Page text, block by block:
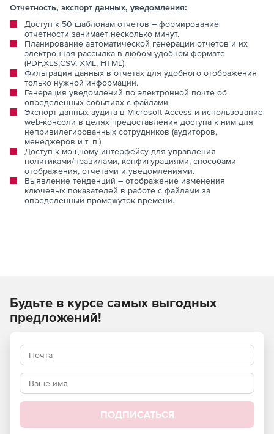
Отчетность, экспорт данных, уведомления:
Доступ к 50 шаблонам отчетов – формирование
отчетности занимает несколько минут.
Планирование автоматической генерации отчетов и их
электронная рассылка в любом удобном формате
(PDF,XLS,CSV, XML, HTML).
Фильтрация данных в отчетах для удобного отображения
только нужной информации.
Генерация уведомлений по электронной почте об
определенных событиях с файлами.
Экспорт данных аудита в Microsoft Access и использование
web-консоли в целях предоставления доступа к ним для
непривилегированных сотрудников (аудиторов,
менеджеров и т. п.).
Доступ к мощному интерфейсу для управления
политиками/правилами, конфигурациями, способами
отображения, отчетами и уведомлениями.
Выявление тенденций – отображение изменения
ключевых показателей в работе с файлами за
определенный промежуток времени.
Будьте в курсе самых выгодных
предложений!
ПОДПИСАТЬСЯ